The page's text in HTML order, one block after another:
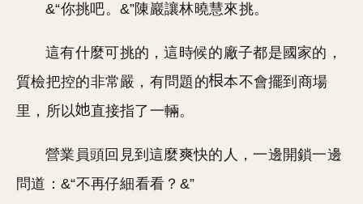
&“你挑吧。&”陳巖讓林曉慧來挑。
這有什麼可挑的，這時候的廠子都是國家的，
質檢把控的非常嚴，有問題的
本不會擺到商場
里，所以
直接指了一輛。
營業員頭回見到這麼爽快的人，一邊開鎖一邊
問道：&“不再仔細看看？&”